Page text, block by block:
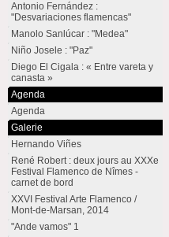
Antonio Fernández :
"Desvariaciones flamencas"
Manolo Sanlúcar : "Medea"
Niño Josele : "Paz"
Diego El Cigala : « Entre vareta y
canasta »
Agenda
Agenda
Galerie
Hernando Viñes
René Robert : deux jours au XXXe
Festival Flamenco de Nîmes -
carnet de bord
XXVI Festival Arte Flamenco /
Mont-de-Marsan, 2014
"Ande vamos" 1